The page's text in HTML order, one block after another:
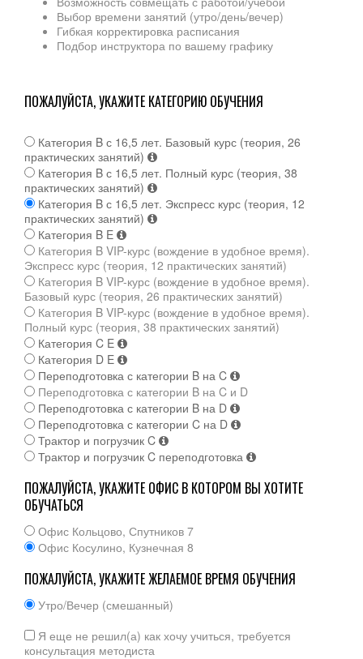
Выбор времени занятий (утро/день/вечер)
Гибкая корректировка расписания
Подбор инструктора по вашему графику
ПОЖАЛУЙСТА, УКАЖИТЕ КАТЕГОРИЮ ОБУЧЕНИЯ
Категория B с 16,5 лет. Базовый курс (теория, 26
практических занятий)
Категория B с 16,5 лет. Полный курс (теория, 38
практических занятий)
Категория B с 16,5 лет. Экспресс курс (теория, 12
практических занятий)
Категория B E
Категория B VIP-курс (вождение в удобное время).
Экспресс курс (теория, 12 практических занятий)
Категория B VIP-курс (вождение в удобное время).
Базовый курс (теория, 26 практических занятий)
Категория B VIP-курс (вождение в удобное время).
Полный курс (теория, 38 практических занятий)
Категория C E
Категория D E
Переподготовка с категории B на C
Переподготовка с категории B на C и D
Переподготовка с категории B на D
Переподготовка с категории C на D
Трактор и погрузчик C
Трактор и погрузчик C переподготовка
ПОЖАЛУЙСТА, УКАЖИТЕ ОФИС В КОТОРОМ ВЫ ХОТИТЕ
ОБУЧАТЬСЯ
Офис Кольцово, Спутников 7
Офис Косулино, Кузнечная 8
ПОЖАЛУЙСТА, УКАЖИТЕ ЖЕЛАЕМОЕ ВРЕМЯ ОБУЧЕНИЯ
Утро/Вечер (смешанный)
Я еще не решил(а) как хочу учиться, требуется
консультация методиста